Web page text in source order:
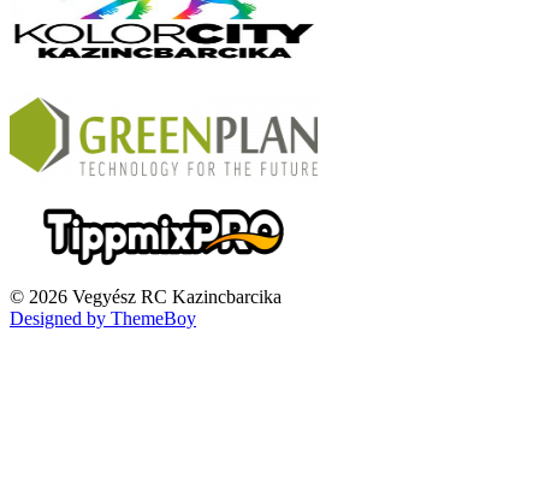
© 2026 Vegyész RC Kazincbarcika
Designed by ThemeBoy